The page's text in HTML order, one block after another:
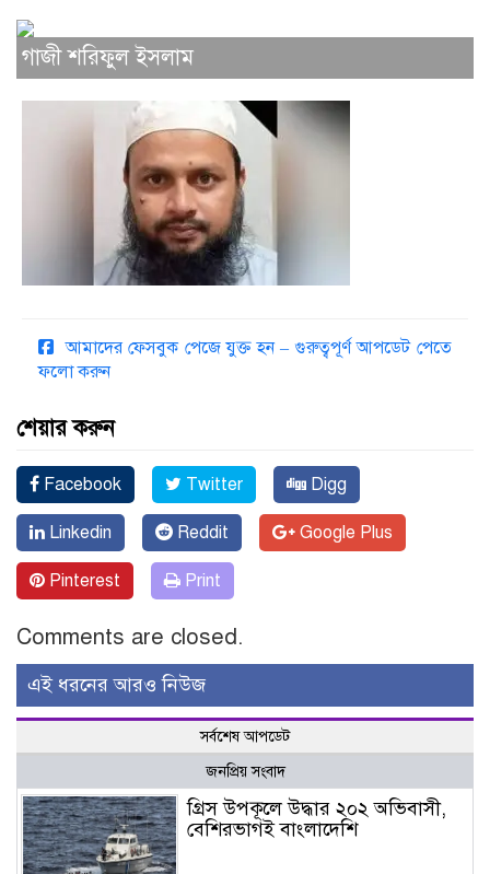
গাজী শরিফুল ইসলাম
আমাদের ফেসবুক পেজে যুক্ত হন – গুরুত্বপূর্ণ আপডেট পেতে
ফলো করুন
শেয়ার করুন
Facebook Twitter Digg
Linkedin Reddit Google Plus
Pinterest Print
Comments are closed.
এই ধরনের আরও নিউজ
সর্বশেষ আপডেট
জনপ্রিয় সংবাদ
গ্রিস উপকূলে উদ্ধার ২০২ অভিবাসী,
বেশিরভাগই বাংলাদেশি